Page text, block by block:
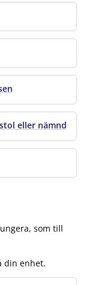
eller nämnd
som till
din enhet.